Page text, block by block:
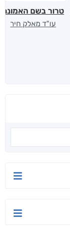
טרור בשם האמונה
עו"ד מאלק חיר